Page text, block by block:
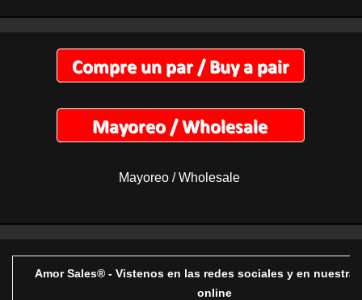
Mayoreo / Wholesale
Amor Sales® - Vistenos en las redes sociales y en nuestra
online